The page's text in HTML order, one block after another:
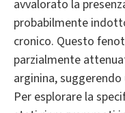
avvalorato la
probabilmente
cronico. Questo
parzialmente
arginina,
Per esplorare la